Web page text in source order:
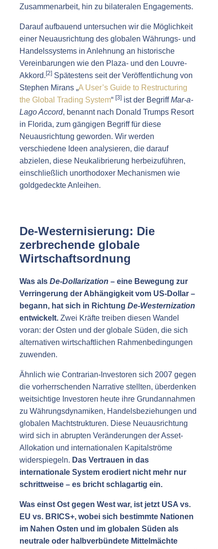
Zusammenarbeit, hin zu bilateralen Engagements.
Darauf aufbauend untersuchen wir die Möglichkeit
einer Neuausrichtung des globalen Währungs- und
Handelssystems in Anlehnung an historische
Vereinbarungen wie den Plaza- und den Louvre-
Akkord.[2] Spätestens seit der Veröffentlichung von
Stephen Mirans „A User’s Guide to Restructuring
the Global Trading System“ [3] ist der BegriffMar-a-
Lago Accord, benannt nach Donald Trumps Resort
in Florida, zum gängigen Begriff für diese
Neuausrichtung geworden. Wir werden
verschiedene Ideen analysieren, die darauf
abzielen, diese Neukalibrierung herbeizuführen,
einschließlich unorthodoxer Mechanismen wie
goldgedeckte Anleihen.
De-Westernisierung: Die
zerbrechende globale
Wirtschaftsordnung
Was als De-Dollarization – eine Bewegung zur
Verringerung der Abhängigkeit vom US-Dollar –
begann, hat sich in Richtung De-Westernization
entwickelt. Zwei Kräfte treiben diesen Wandel
voran: der Osten und der globale Süden, die sich
alternativen wirtschaftlichen Rahmenbedingungen
zuwenden.
Ähnlich wie Contrarian-Investoren sich 2007 gegen
die vorherrschenden Narrative stellten, überdenken
weitsichtige Investoren heute ihre Grundannahmen
zu Währungsdynamiken, Handelsbeziehungen und
globalen Machtstrukturen. Diese Neuausrichtung
wird sich in abrupten Veränderungen der Asset-
Allokation und internationalen Kapitalströme
widerspiegeln. Das Vertrauen in das
internationale System erodiert nicht mehr nur
schrittweise – es bricht schlagartig ein.
Was einst Ost gegen West war, ist jetzt USA vs.
EU vs. BRICS+, wobei sich bestimmte Nationen
im Nahen Osten und im globalen Süden als
neutrale oder halbverbündete Mittelmächte